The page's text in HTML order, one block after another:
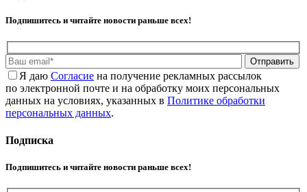
Подпишитесь и читайте новости раньше всех!
Отправить
Я даю Cогласие на получение рекламных рассылок
по электронной почте и на обработку моих персональных
данных на условиях, указанных в Политике обработки
персональных данных.
Подписка
Подпишитесь и читайте новости раньше всех!